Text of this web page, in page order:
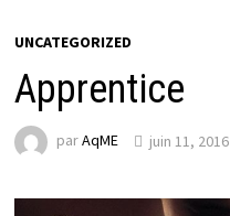
UNCATEGORIZED
Apprentice
parAqME juin 11, 2016